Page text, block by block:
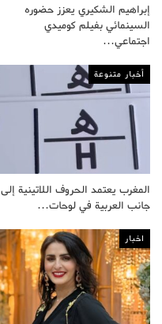
إبراهيم الشكيري يعزز حضوره
السينمائي بفيلم كوميدي
اجتماعي…
أخبار متنوعة
المغرب يعتمد الحروف اللاتينية إلى
جانب العربية في لوحات…
اخبار